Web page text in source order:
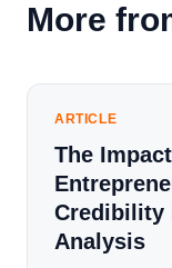
More
ARTICLE
The
Credibility
Analysis